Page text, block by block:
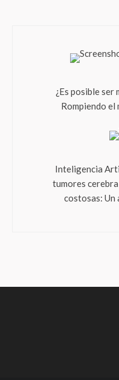
¿Es posible ser
Rompiendo
Inteligencia
tumores
costosas: Un